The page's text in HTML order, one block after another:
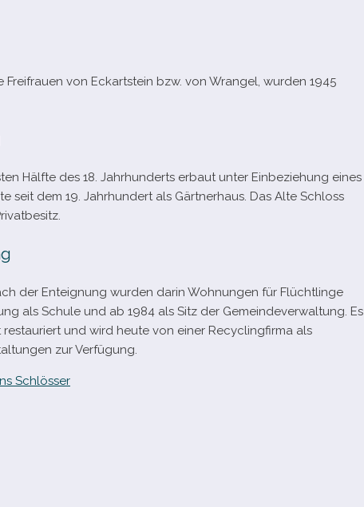
von Eckartstein bzw. von Wrangel, wur­den 1945
Hälfte des 18. Jahrhunderts erbaut unter Einbeziehung eines
seit dem 19. Jahrhundert als Gärtnerhaus. Das Alte Schloss
der Enteignung wur­den darin Wohnungen für Flüchtlinge
als Schule und ab 1984 als Sitz der Gemeindeverwaltung. Es
und wird heute von einer Recyclingfirma als
zur Verfügung.
Schlösser